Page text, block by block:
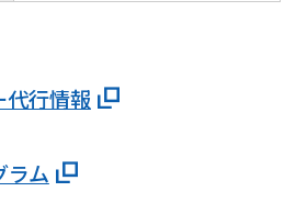
代行情報
ラム